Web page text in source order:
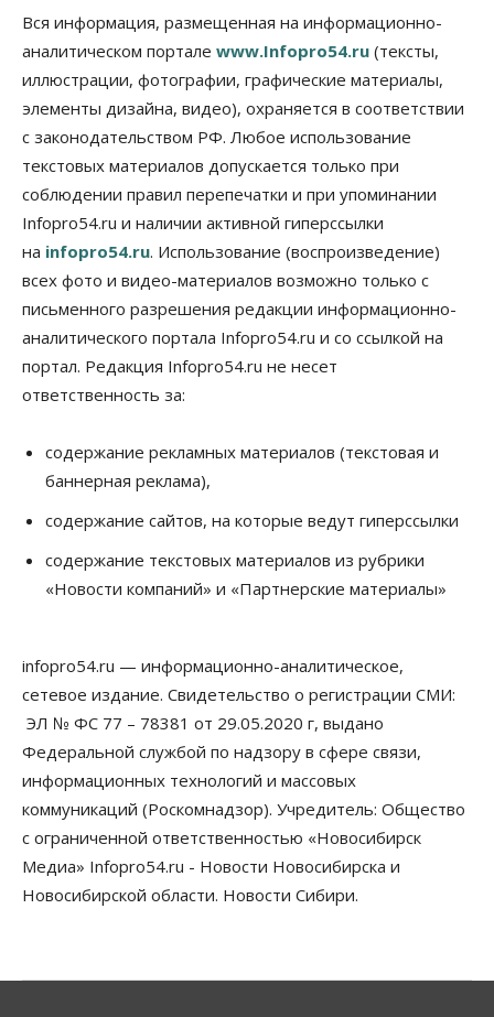
Бизнес
Правительство России продлило разрешение на
выпуск бензина «Евро-3»
06 Августа 2026, 14:00
Общество
«За тех, у кого от 270 баллов,
настоящая борьба»: вузы настойчиво
обзванивают новосибирских высокобалльников
перед зачислением
06 Августа 2026, 13:00
Власть
Режим ЧС ввели в Омской области из-за засухи
06 Августа 2026, 12:15
Новосибирск готовится к визиту Владимира
Путина
Бизнес Недвижимость Общество
Росреестр назвал главные причины
06 Августа 2026, 12:00
Телекоммуникации
В 16 населённых пунктах Мошковского района
Бизнес Право&Порядок
Злоумышленники опять атакуют
новосибирские компании через электронную
почту
06 Августа 2026, 11:00
Общество
Медики готовятся к второму пику активности
клещей в Новосибирской области
06 Августа 2026, 10:00
06 Августа 2026, 09:00
Вся информация, размещенная на информационно-
аналитическом портале www.Infopro54.ru (тексты,
иллюстрации, фотографии, графические материалы,
элементы дизайна, видео), охраняется в соответствии
с законодательством РФ. Любое использование
текстовых материалов допускается только при
соблюдении правил перепечатки и при упоминании
Infopro54.ru и наличии активной гиперссылки
на infopro54.ru. Использование (воспроизведение)
всех фото и видео-материалов возможно только с
письменного разрешения редакции информационно-
аналитического портала Infopro54.ru и со ссылкой на
портал. Редакция Infopro54.ru не несет
ответственность за:
содержание рекламных материалов (текстовая и
баннерная реклама),
содержание сайтов, на которые ведут гиперссылки
содержание текстовых материалов из рубрики
«Новости компаний» и «Партнерские материалы»
infopro54.ru — информационно-аналитическое,
сетевое издание. Свидетельство о регистрации СМИ:
ЭЛ № ФС 77 – 78381 от 29.05.2020 г, выдано
Федеральной службой по надзору в сфере связи,
информационных технологий и массовых
коммуникаций (Роскомнадзор). Учредитель: Общество
с ограниченной ответственностью «Новосибирск
Медиа» Infopro54.ru - Новости Новосибирска и
Новосибирской области. Новости Сибири.